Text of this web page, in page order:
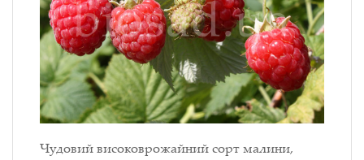
Чудовий високоврожайний сорт малини,